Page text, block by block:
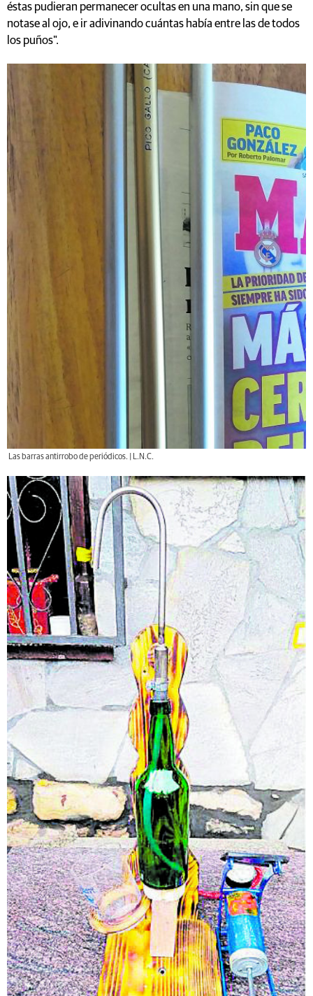
éstas pudieran permanecer ocultas en una mano, sin que se
notase al ojo, e ir adivinando cuántas había entre las de todos
los puños".
Las barras antirrobo de periódicos. | L.N.C.